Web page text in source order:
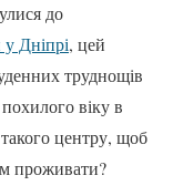
до
Дніпрі, цей
труднощів
віку в
центру, щоб
проживати?